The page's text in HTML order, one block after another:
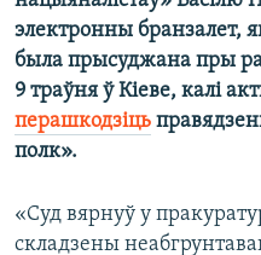
электронны бранзалет,
была прысуджана пры
9 траўня ў Кіеве, калі
перашкодзіць
полк».
«Суд вярнуў у
складзены